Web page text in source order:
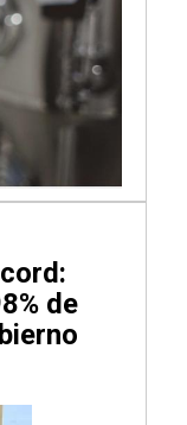
de